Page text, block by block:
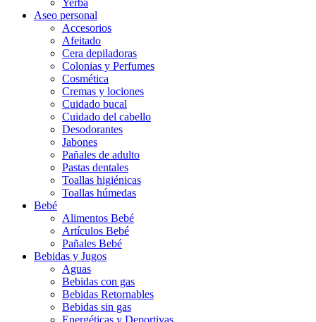
Yerba
Aseo personal
Accesorios
Afeitado
Cera depiladoras
Colonias y Perfumes
Cosmética
Cremas y lociones
Cuidado bucal
Cuidado del cabello
Desodorantes
Jabones
Pañales de adulto
Pastas dentales
Toallas higiénicas
Toallas húmedas
Bebé
Alimentos Bebé
Artículos Bebé
Pañales Bebé
Bebidas y Jugos
Aguas
Bebidas con gas
Bebidas Retornables
Bebidas sin gas
Energéticas y Deportivas